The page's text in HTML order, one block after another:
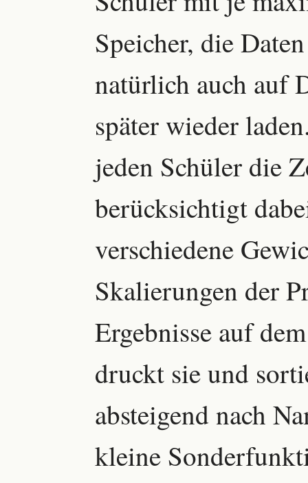
Speicher, die
natürlich auch auf
später wieder
jeden Schüler die
berücksichtigt
verschiedene
Skalierungen der
Ergebnisse auf
druckt sie und
absteigend nach
kleine